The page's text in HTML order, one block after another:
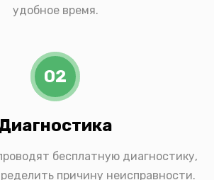
удобное время.
02
бесплатную диагностику,
причину неисправности.